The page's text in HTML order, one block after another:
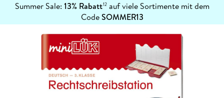
Summer Sale: 13% Rabatt12auf viele Sortimente mit dem
CodeSOMMER13
erfahren